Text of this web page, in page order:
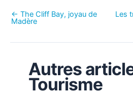
← The Cliff Bay, joyau de
Madère
Les
Autres
Tourisme